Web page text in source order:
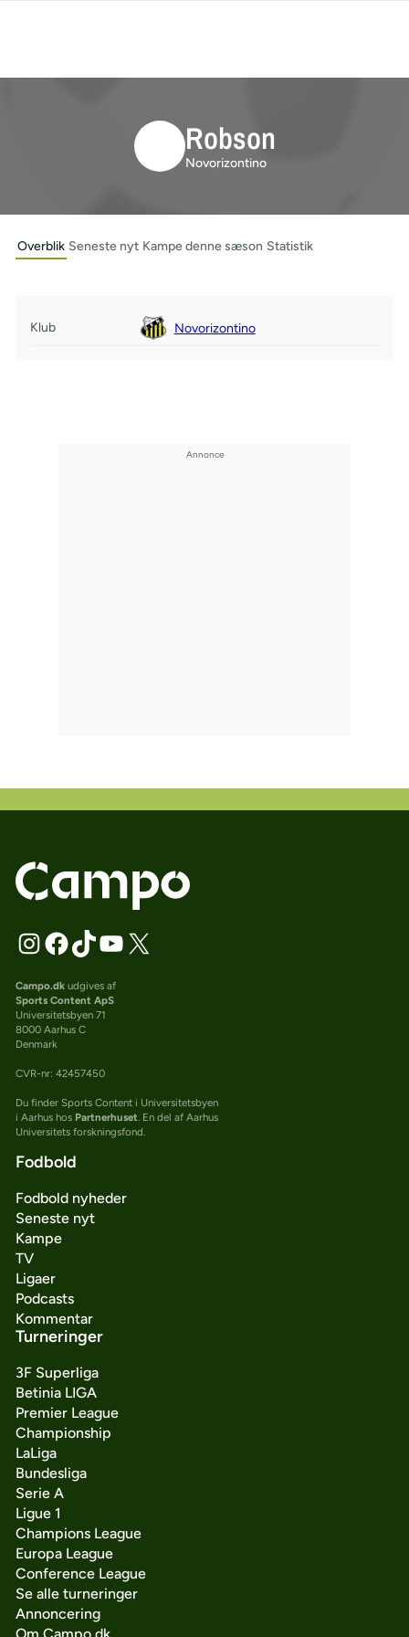
Robson
Novorizontino
Overblik Seneste nyt Kampe denne sæson Statistik
Klub Novorizontino
Campo.dkudgives af
Sports Content ApS
Universitetsbyen 71
8000 Aarhus C
Denmark
CVR-nr: 42457450
Du finder Sports Content i Universitetsbyen
i Aarhus hos Partnerhuset. En del af Aarhus
Universitets forskningsfond.
Fodbold
Fodbold nyheder
Seneste nyt
Kampe
TV
Ligaer
Podcasts
Kommentar
Turneringer
3F Superliga
Betinia LIGA
Premier League
Championship
LaLiga
Bundesliga
Serie A
Ligue 1
Champions League
Europa League
Conference League
Se alle turneringer
Annoncering